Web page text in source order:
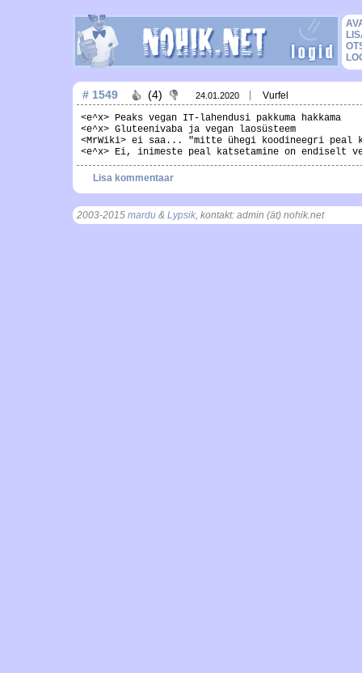
# 1549 (4) 24.01.2020
Vurfel
<e^x> Peaks vegan IT-lahendusi pakkuma hakkama
<e^x> Gluteenivaba ja vegan laosüsteem
<MrWiki> ei saa... "mitte ühegi koodineegri
<e^x> Ei, inimeste peal katsetamine on endiselt
Lisa kommentaar
2003-2015 mardu & Lypsik, kontakt: admin (ät) nohik.net, t =